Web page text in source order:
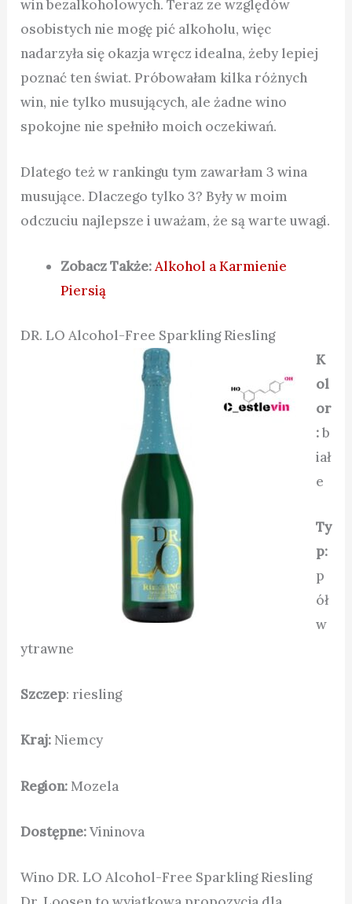
win bezalkoholowych. Teraz ze względów
osobistych nie mogę pić alkoholu, więc
nadarzyła się okazja wręcz idealna, żeby lepiej
poznać ten świat. Próbowałam kilka różnych
win, nie tylko musujących, ale żadne wino
spokojne nie spełniło moich oczekiwań.
Dlatego też w rankingu tym zawarłam 3 wina
musujące. Dlaczego tylko 3? Były w moim
odczuciu najlepsze i uważam, że są warte uwagi.
Zobacz Także:Alkohol a Karmienie
Piersią
DR. LO Alcohol-Free Sparkling Riesling
K
ol
or
:b
iał
e
Ty
p:
p
ół
w
ytrawne
Szczep: riesling
Kraj: Niemcy
Region:Mozela
Dostępne:Vininova
Wino DR. LO Alcohol-Free Sparkling Riesling